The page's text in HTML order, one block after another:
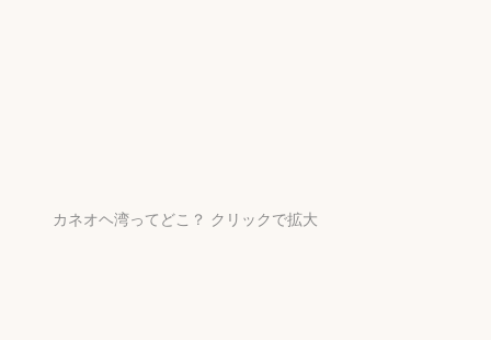
カネオヘ湾ってどこ？ クリックで拡大